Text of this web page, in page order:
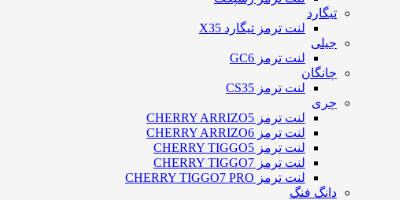
تیگارد
لنت ترمز تیگارد X35
جیلی
لنت ترمز GC6
چانگان
لنت ترمز CS35
چری
لنت ترمز CHERRY ARRIZO5
لنت ترمز CHERRY ARRIZO6
لنت ترمز CHERRY TIGGO5
لنت ترمز CHERRY TIGGO7
لنت ترمز CHERRY TIGGO7 PRO
دانگ فنگ